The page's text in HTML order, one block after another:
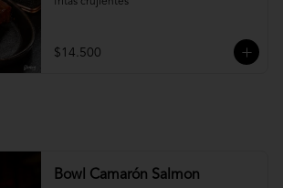
$14.500
Bowl Camarón Salmon